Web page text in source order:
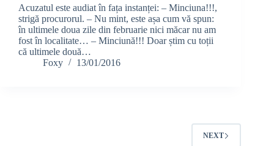
Acuzatul este audiat în fața instanței: – Minciuna!!!,
strigă procurorul. – Nu mint, este așa cum vă spun:
în ultimele doua zile din februarie nici măcar nu am
fost în localitate… – Minciună!!! Doar știm cu toții
că ultimele două…
Foxy
13/01/2016
NEXT